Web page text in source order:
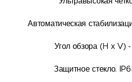
Автоматическая
Угол обзора (H x V) -
Защитное стекло.